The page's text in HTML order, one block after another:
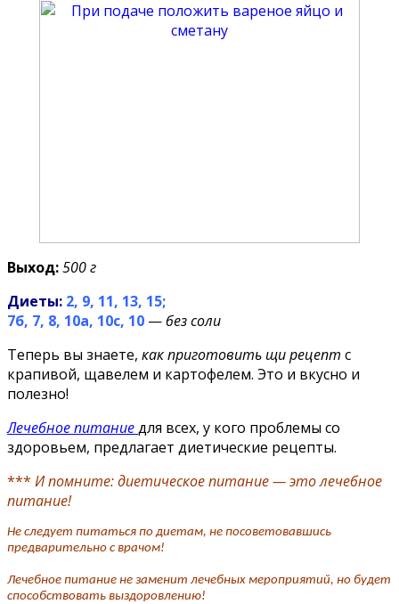
Выход:500 г
Диеты: 2, 9, 11, 13, 15;
7б, 7, 8, 10а, 10с, 10 —без соли
Теперь вы знаете, как приготовить щи рецепт с
крапивой, щавелем и картофелем. Это и вкусно и
полезно!
Лечебное питаниедля всех, у кого проблемы со
здоровьем, предлагает диетические рецепты.
*** И помните: диетическое питание — это лечебное
питание!
Не следует питаться по диетам, не посоветовавшись
предварительно с врачом!
Лечебное питание не заменит лечебных мероприятий, но будет
способствовать выздоровлению!